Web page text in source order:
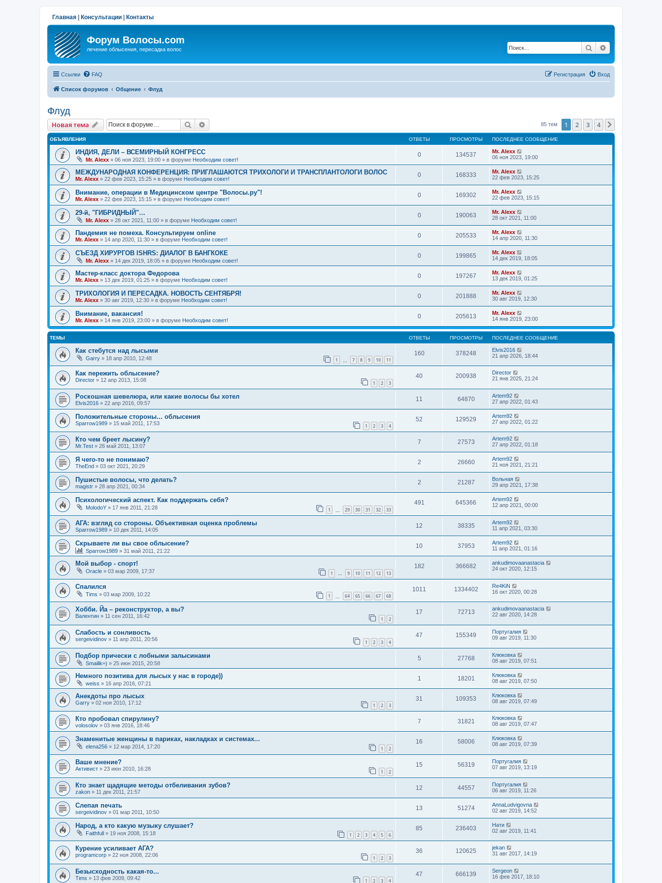
Главная Консультации Контакты
Форум Волосы.com
лечение облысения, пересадка волос Поиск
Ссылки FAQ Вход
Регистрация
Список форумов Общение Флуд
Флуд
Новая тема Поиск 85 тем 1 2 3 4
ОБЪЯВЛЕНИЯ ОТВЕТЫ ПРОСМОТРЫ ПОСЛЕДНЕЕ СООБЩЕНИЕ
ИНДИЯ, ДЕЛИ – ВСЕМИРНЫЙ КОНГРЕСС
Mr. Alexx » 06 ноя 2023, 19:00 » в форуме Необходим совет!
0 134537
Mr. Alexx
06 ноя 2023, 19:00
МЕЖДУНАРОДНАЯ КОНФЕРЕНЦИЯ: ПРИГЛАШАЮТСЯ ТРИХОЛОГИ И ТРАНСПЛАНТОЛОГИ ВОЛОС
Mr. Alexx » 22 фев 2023, 15:25 » в форуме Необходим совет!
0 168333
Mr. Alexx
22 фев 2023, 15:25
Внимание, операции в Медицинском центре "Волосы.ру"!
Mr. Alexx » 22 фев 2023, 15:15 » в форуме Необходим совет!
0 169302
Mr. Alexx
22 фев 2023, 15:15
29-й, "ГИБРИДНЫЙ"…
Mr. Alexx » 28 окт 2021, 11:00 » в форуме Необходим совет!
0 190063
Mr. Alexx
28 окт 2021, 11:00
Пандемия не помеха. Консультируем online
Mr. Alexx » 14 апр 2020, 11:30 » в форуме Необходим совет!
0 205533
Mr. Alexx
14 апр 2020, 11:30
СЪЕЗД ХИРУРГОВ ISHRS: ДИАЛОГ В БАНГКОКЕ
Mr. Alexx » 14 дек 2019, 18:05 » в форуме Необходим совет!
0 199865
Mr. Alexx
14 дек 2019, 18:05
Мастер-класс доктора Федорова
Mr. Alexx » 13 дек 2019, 01:25 » в форуме Необходим совет!
0 197267
Mr. Alexx
13 дек 2019, 01:25
ТРИХОЛОГИЯ И ПЕРЕСАДКА. НОВОСТЬ СЕНТЯБРЯ!
Mr. Alexx » 30 авг 2019, 12:30 » в форуме Необходим совет!
0 201888
Mr. Alexx
30 авг 2019, 12:30
Внимание, вакансия!
Mr. Alexx » 14 янв 2019, 23:00 » в форуме Необходим совет!
0 205613
Mr. Alexx
14 янв 2019, 23:00
ТЕМЫ ОТВЕТЫ ПРОСМОТРЫ ПОСЛЕДНЕЕ СООБЩЕНИЕ
Как стебутся над лысыми
Garry » 18 апр 2010, 12:48 1 7 8 9 10 11
160 378248
Elvis2016
21 апр 2026, 18:44
Как пережить облысение?
Director » 12 апр 2013, 15:08 1 2 3
40 200938
Director
21 янв 2025, 21:24
Роскошная шевелюра, или какие волосы бы хотел
Elvis2016 » 22 апр 2016, 09:57
11 64870
Artem92
27 апр 2022, 01:43
Положительные стороны... облысения
Sparrow1989 » 15 май 2011, 17:53 1 2 3 4
52 129529
Artem92
27 апр 2022, 01:22
Кто чем бреет лысину?
Mr.Test » 26 май 2011, 13:07
7 27573
Artem92
27 апр 2022, 01:18
Я чего-то не понимаю?
TheEnd » 03 окт 2021, 20:29
2 26660
Artem92
21 ноя 2021, 21:21
Пушистые волосы, что делать?
magistr » 28 апр 2021, 00:34
2 21287
Вольная
29 апр 2021, 17:38
Психологический аспект. Как поддержать себя?
MolodoY » 17 янв 2011, 21:28 1 29 30 31 32 33
491 645366
Artem92
12 апр 2021, 00:00
АГА: взгляд со стороны. Объективная оценка проблемы
Sparrow1989 » 10 дек 2011, 14:05
12 38335
Artem92
11 апр 2021, 03:30
Скрываете ли вы свое облысение?
Sparrow1989 » 31 май 2011, 21:22
10 37953
Artem92
11 апр 2021, 01:16
Мой выбор - спорт!
Oracle » 03 мар 2009, 17:37 1 … 9 10 11 12 13
182 366682
ankudimovaanastacia
24 окт 2020, 12:15
Спалился
Tims » 03 мар 2009, 10:22 1 64 65 66 67 68
1011 1334402
Re4KiN
16 окт 2020, 00:28
Хобби. Йа – реконструктор, а вы?
Валентин » 11 сен 2011, 16:42 1 2
17 72713
ankudimovaanastacia
22 авг 2020, 14:28
Слабость и сонливость
sergeividinov » 11 апр 2011, 20:56 1 2 3 4
47 155349
Португалия
09 авг 2019, 11:30
Подбор прически с лобными залысинами
Smailik=) » 25 июн 2015, 20:58
5 27768
Клюковка
08 авг 2019, 07:51
Немного позитива для лысых у нас в городе))
weiss » 16 апр 2016, 07:21
1 18201
Клюковка
08 авг 2019, 07:50
Анекдоты про лысых
Garry » 02 ноя 2010, 17:12 1 2 3
31 109353
Клюковка
08 авг 2019, 07:49
Кто пробовал спирулину?
volosolov » 03 янв 2016, 18:46
7 31821
Клюковка
08 авг 2019, 07:47
Знаменитые женщины в париках, накладках и системах...
elena256 » 12 мар 2014, 17:20 1 2
16 58006
Клюковка
08 авг 2019, 07:39
Ваше мнение?
Активист » 23 июн 2010, 16:28 1 2
15 56319
Португалия
07 авг 2019, 13:19
Кто знает щадящие методы отбеливания зубов?
zakon » 11 дек 2011, 21:57
12 44557
Португалия
06 авг 2019, 11:26
Слепая печать
sergeividinov » 01 мар 2011, 10:50
13 51274
AnnaLudvigovna
02 авг 2019, 14:52
Народ, а кто какую музыку слушает?
Faithfull » 19 ноя 2008, 15:18 1 2 3 4 5 6
85 236403
Нати
02 авг 2019, 11:41
Курение усиливает АГА?
programcorp » 22 ноя 2008, 22:06 1 2 3
36 120625
jekan
31 авг 2017, 14:19
Безысходность какая-то...
Tims » 13 фев 2009, 09:42 1 2 3 4
47 666139
Sergeon
16 фев 2017, 18:10